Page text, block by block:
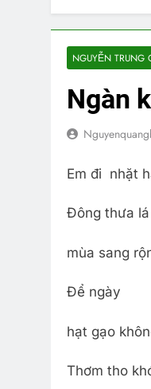
NGUYỄN TRUNG
Ngàn
Em đi nhặt
Đông thưa lá
mùa sang
Để ngày
hạt gạo
Thơm tho